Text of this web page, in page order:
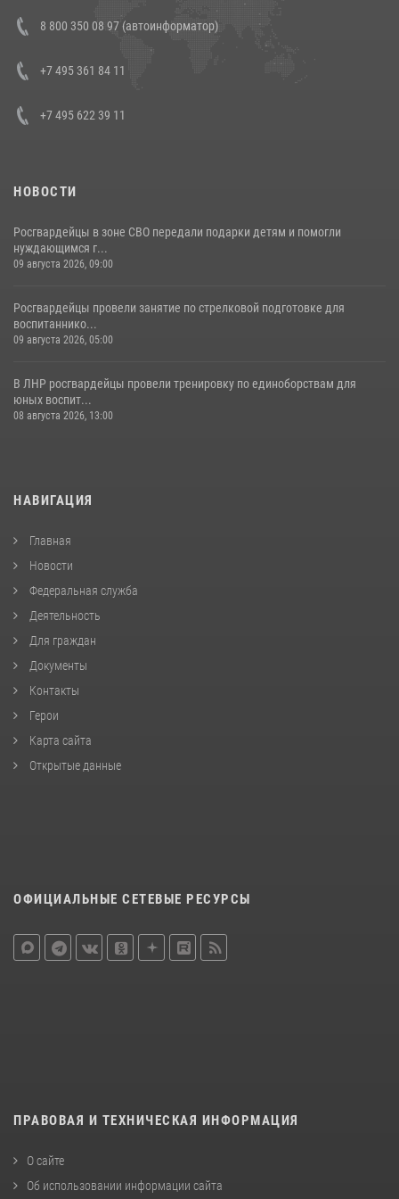
Состоялась рабочая встреча директора Росгвардии Героя России
генерала армии Виктора Золотова с заместителем полномочного
представителя Президента Российской Федерации в Северо-
Кавказском федеральном округе Виталием Кузнецовым
8 800 350 08 97 (автоинформатор)
+7 495 361 84 11
+7 495 622 39 11
НОВОСТИ
Росгвардейцы в зоне СВО передали подарки детям и помогли
нуждающимся г...
09 августа 2026, 09:00
Росгвардейцы провели занятие по стрелковой подготовке для
воспитаннико...
09 августа 2026, 05:00
В ЛНР росгвардейцы провели тренировку по единоборствам для
юных воспит...
08 августа 2026, 13:00
НАВИГАЦИЯ
Главная
Новости
Федеральная служба
Деятельность
Для граждан
Документы
Контакты
Герои
Карта сайта
Открытые данные
ОФИЦИАЛЬНЫЕ СЕТЕВЫЕ РЕСУРСЫ
ПРАВОВАЯ И ТЕХНИЧЕСКАЯ ИНФОРМАЦИЯ
О сайте
Об использовании информации сайта